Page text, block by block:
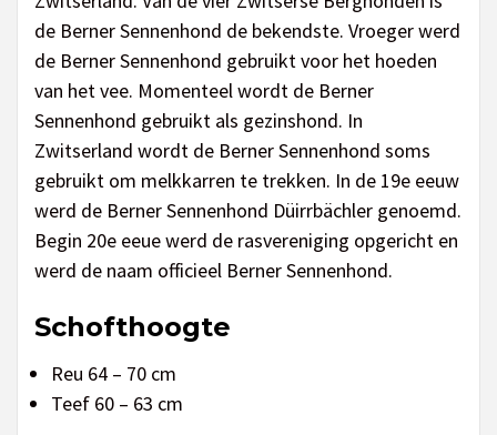
de Berner Sennenhond de bekendste. Vroeger werd
de Berner Sennenhond gebruikt voor het hoeden
van het vee. Momenteel wordt de Berner
Sennenhond gebruikt als gezinshond. In
Zwitserland wordt de Berner Sennenhond soms
gebruikt om melkkarren te trekken. In de 19e eeuw
werd de Berner Sennenhond Düirrbächler genoemd.
Begin 20e eeue werd de rasvereniging opgericht en
werd de naam officieel Berner Sennenhond.
Schofthoogte
Reu 64 – 70 cm
Teef 60 – 63 cm